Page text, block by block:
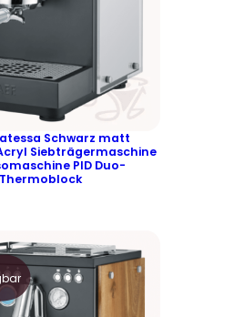
Schwarz matt
Siebträgermaschine
PID Duo-
Thermoblock